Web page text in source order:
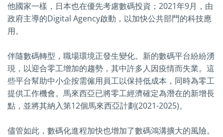
他國家一樣，日本也在優先考慮數碼投資；2021年9月，由
政府主導的Digital Agency啟動，以加快公共部門的科技應
用。
伴隨數碼轉型，職場環境正發生變化。新的數碼平台紛紛湧
現，以迎合零工增加的趨勢，其中許多人因疫情而失業。這
些平台幫助中小企按需僱用員工以保持低成本，同時為零工
提供工作機會。馬來西亞已將零工經濟確定為潛在的新增長
點，並將其納入第12個馬來西亞計劃(2021-2025)。
儘管如此，數碼化進程加快也增加了數碼鴻溝擴大的風險。